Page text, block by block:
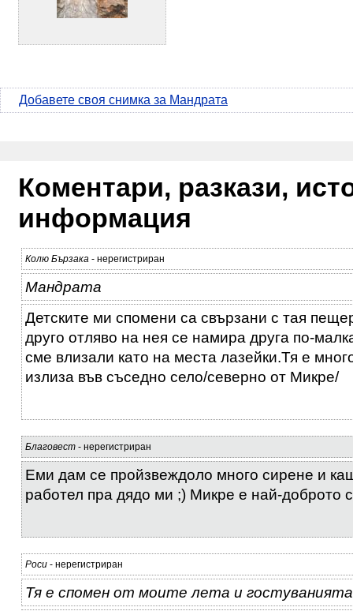
Добавете своя снимка за Мандрата
Коментари, разкази,
информация
Колю Бързака - нерегистриран
Мандрата
Детските ми спомени са свързани с тая
друго отляво на нея се намира друга по-
сме влизали като на места лазейки.Тя е
излиза във съседно село/северно от Микре/
Благовест - нерегистриран
Еми дам се пройзвеждоло много сирене и
работел пра дядо ми ;) Микре е най-доброто
Роси - нерегистриран
Тя е спомен от моите лета и